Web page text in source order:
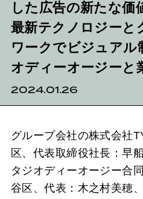
した広告の新たな価
最新テクノロジーと
ワークでビジュアル
オディーオージーと
2024.01.26
グループ会社の株式会社
区、代表取締役社長：早
タジオディーオージー合
谷区、代表：木之村美穂